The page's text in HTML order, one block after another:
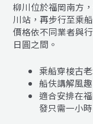
柳川位於福岡南方
川站，再步行至乘
價格依不同業者與
日圓之間。
乘船穿梭古
船伕講解風
適合安排在
發只需一小時